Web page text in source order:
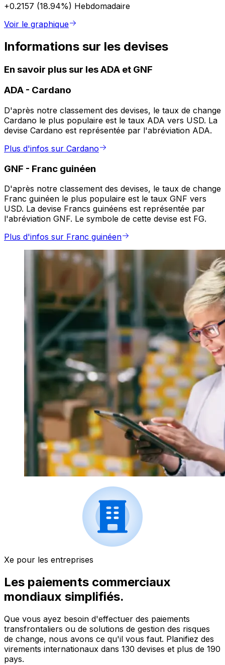
+0.2157 (18.94%) Hebdomadaire
Voir le graphique
Informations sur les devises
En savoir plus sur les ADA et GNF
ADA - Cardano
D'après notre classement des devises, le taux de change
Cardano le plus populaire est le taux ADA vers USD. La
devise Cardano est représentée par l'abréviation ADA.
Plus d'infos sur Cardano
GNF - Franc guinéen
D'après notre classement des devises, le taux de change
Franc guinéen le plus populaire est le taux GNF vers
USD. La devise Francs guinéens est représentée par
l'abréviation GNF. Le symbole de cette devise est FG.
Plus d'infos sur Franc guinéen
Xe pour les entreprises
Les paiements commerciaux
mondiaux simplifiés.
Que vous ayez besoin d'effectuer des paiements
transfrontaliers ou de solutions de gestion des risques
de change, nous avons ce qu'il vous faut. Planifiez des
virements internationaux dans 130 devises et plus de 190
pays.